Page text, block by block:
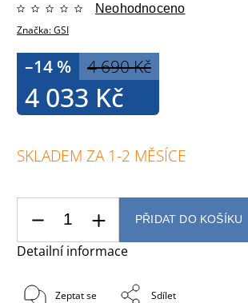
Značka:GSI
Neohodnoceno
4 690 Kč
–14 %
4 033 Kč
SKLADEM ZA 1-2 MĚSÍCE
PŘIDAT DO KOŠÍKU
Detailní informace
Zeptat se Sdílet